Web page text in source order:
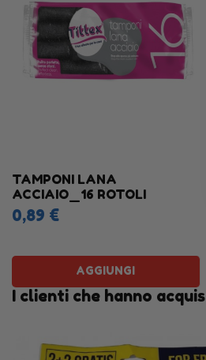
TAMPONI LANA
ACCIAIO_16 ROTOLI
0,89 €
AGGIUNGI
I clienti che hanno